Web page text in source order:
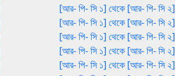
[আর- পি- সি ১] থেকে [আর- পি- সি ২]
[আর- পি- সি ১] থেকে [আর- পি- সি ২]
[আর- পি- সি ১] থেকে [আর- পি- সি ২]
[আর- পি- সি ১] থেকে [আর- পি- সি ২]
[আর- পি- সি ১] থেকে [আর- পি- সি ২]